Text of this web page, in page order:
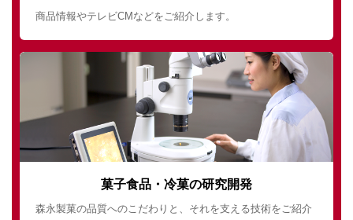
商品情報やテレビCMなどをご紹介します。
菓子食品・冷菓の研究開発
森永製菓の品質へのこだわりと、それを支える技術をご紹介